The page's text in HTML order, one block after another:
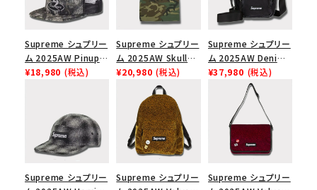
Supreme シュプリー
ム 2025AW Pinup
Mesh Back 5-Panel
ップ トゥルーティン
バーHTC フォールカ
¥18,980 (税込)
Supreme シュプリー
ム 2025AW Skull
Tee スカル Tシャ
ツ ウッドランドカモ
¥20,980 (税込)
Supreme シュプリー
ム 2025AW Denim
Shoulder Bag デニ
ム ショルダーバッグ
¥37,980 (税込)
Supreme シュプリー
Supreme シュプリー
Supreme シュプリー